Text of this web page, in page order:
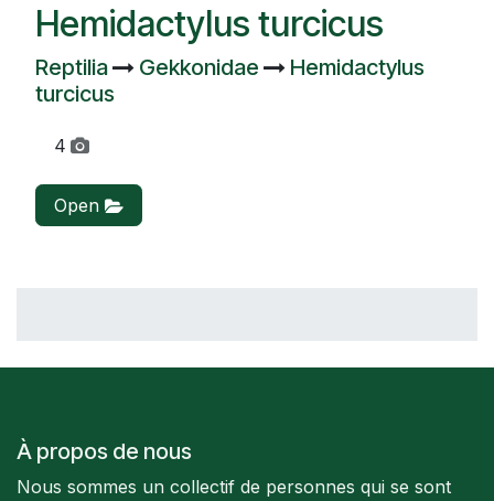
Hemidactylus turcicus
Reptilia Gekkonidae
Hemidactylus
turcicus
4
Open
À propos de nous
Nous sommes un collectif de personnes qui se sont